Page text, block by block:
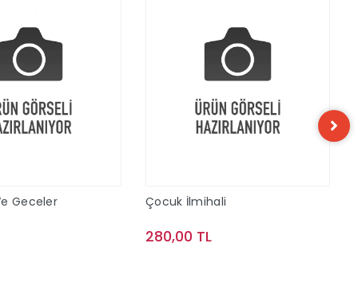
Geceler Çocuk İlmihali
280,00 TL